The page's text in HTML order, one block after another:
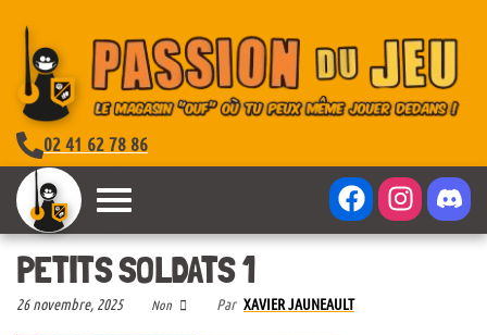
02 41 62 78 86
PETITS SOLDATS 1
26 novembre, 2025 Non Par XAVIER JAUNEAULT